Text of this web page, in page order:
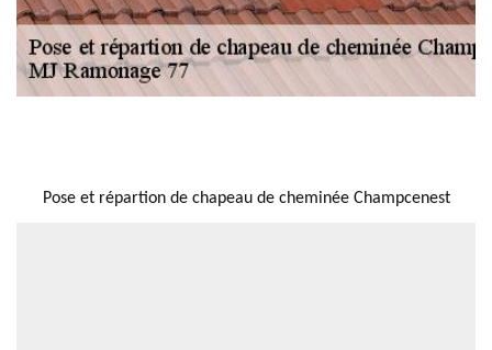
Pose et répartion de chapeau de cheminée Champcenest